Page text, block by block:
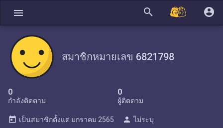
menu search account_circle
สมาชิกหมายเลข 6821798
0
กำลังติดตาม
0
ผู้ติดตาม
today เป็นสมาชิกตั้งแต่ มกราคม 2565 person ไม่ระบุ